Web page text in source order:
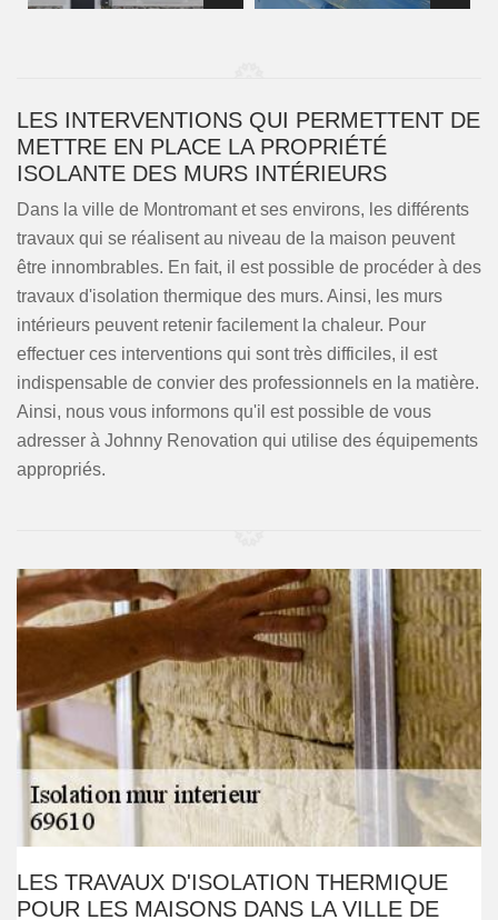
LES INTERVENTIONS QUI PERMETTENT DE
METTRE EN PLACE LA PROPRIÉTÉ
ISOLANTE DES MURS INTÉRIEURS
Dans la ville de Montromant et ses environs, les différents
travaux qui se réalisent au niveau de la maison peuvent
être innombrables. En fait, il est possible de procéder à des
travaux d'isolation thermique des murs. Ainsi, les murs
intérieurs peuvent retenir facilement la chaleur. Pour
effectuer ces interventions qui sont très difficiles, il est
indispensable de convier des professionnels en la matière.
Ainsi, nous vous informons qu'il est possible de vous
adresser à Johnny Renovation qui utilise des équipements
appropriés.
LES TRAVAUX D'ISOLATION THERMIQUE
POUR LES MAISONS DANS LA VILLE DE